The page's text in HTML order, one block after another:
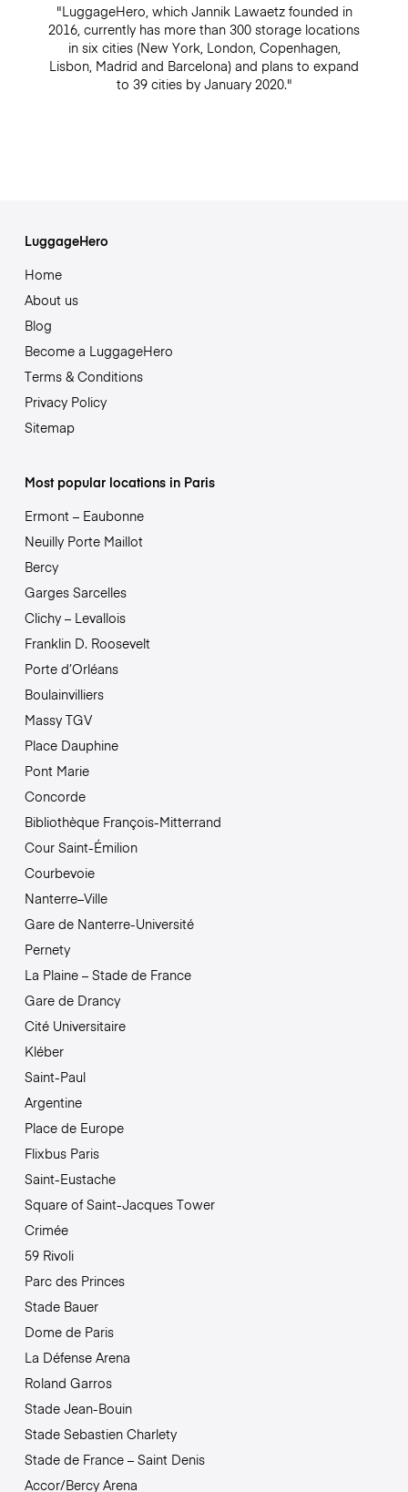
"LuggageHero, which Jannik Lawaetz founded in
2016, currently has more than 300 storage locations
in six cities (New York, London, Copenhagen,
Lisbon, Madrid and Barcelona) and plans to expand
to 39 cities by January 2020."
LuggageHero
Home
About us
Blog
Become a LuggageHero
Terms & Conditions
Privacy Policy
Sitemap
Most popular locations in Paris
Ermont – Eaubonne
Neuilly Porte Maillot
Bercy
Garges Sarcelles
Clichy – Levallois
Franklin D. Roosevelt
Porte d’Orléans
Boulainvilliers
Massy TGV
Place Dauphine
Pont Marie
Concorde
Bibliothèque François-Mitterrand
Cour Saint-Émilion
Courbevoie
Nanterre–Ville
Gare de Nanterre-Université
Pernety
La Plaine – Stade de France
Gare de Drancy
Cité Universitaire
Kléber
Saint-Paul
Argentine
Place de Europe
Flixbus Paris
Saint-Eustache
Square of Saint-Jacques Tower
Crimée
59 Rivoli
Parc des Princes
Stade Bauer
Dome de Paris
La Défense Arena
Roland Garros
Stade Jean-Bouin
Stade Sebastien Charlety
Stade de France – Saint Denis
Accor/Bercy Arena